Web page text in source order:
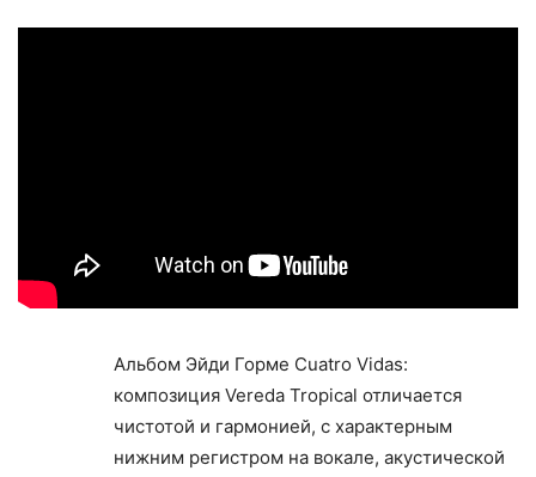
Альбом Эйди Горме Cuatro Vidas:
композиция Vereda Tropical отличается
чистотой и гармонией, с характерным
нижним регистром на вокале, акустической